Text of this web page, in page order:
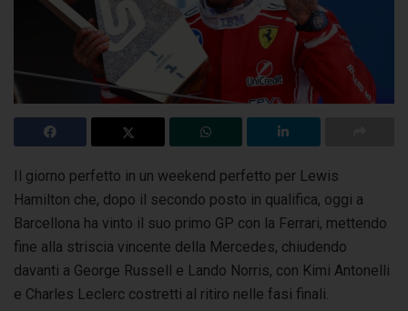
Il giorno perfetto in un weekend perfetto per Lewis
Hamilton che, dopo il secondo posto in qualifica, oggi a
Barcellona ha vinto il suo primo GP con la Ferrari, mettendo
fine alla striscia vincente della Mercedes, chiudendo
davanti a George Russell e Lando Norris, con Kimi Antonelli
e Charles Leclerc costretti al ritiro nelle fasi finali.